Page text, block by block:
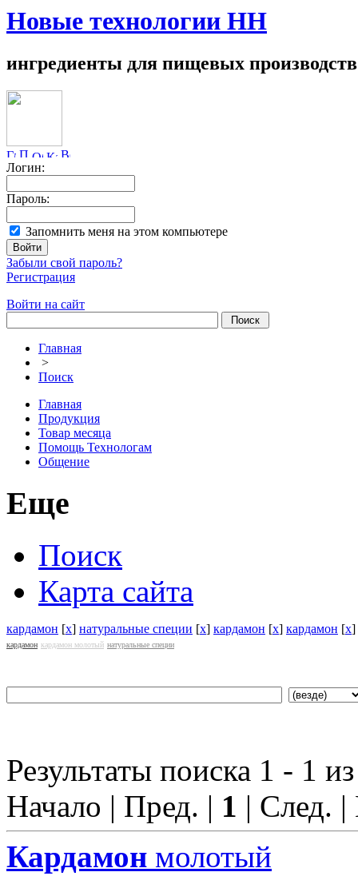
Новые технологии НН
ингредиенты для пищевых производств
Логин:
Пароль:
Запомнить меня на этом компьютере
Забыли свой пароль?
Регистрация
Войти на сайт
Главная
>
Поиск
Главная
Продукция
Товар месяца
Помощь Технологам
Общение
Еще
Поиск
Карта сайта
кардамон [x] натуральные специи [x] кардамон [x] кардамон [x]
кардамон кардамон молотый натуральные специи
Результаты поиска 1 - 1
Начало | Пред. | 1 | След.
Кардамон молотый